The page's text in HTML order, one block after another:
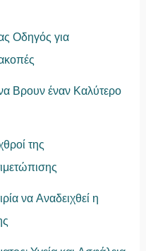
Οδηγός για
Βρουν έναν Καλύτερο
της
να Αναδειχθεί η